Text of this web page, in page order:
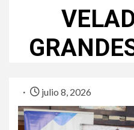
julio 8, 2026